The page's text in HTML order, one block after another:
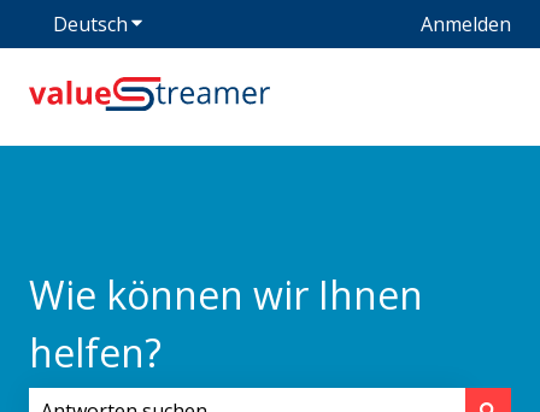
DeutschUntermenü für Übersetzungen anzeigen
Anmelden
Wie können wir Ihnen
helfen?